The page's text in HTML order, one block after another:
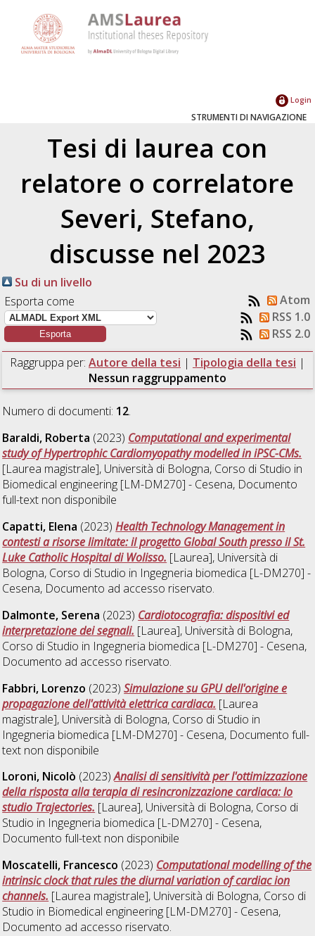
Login
STRUMENTI DI NAVIGAZIONE
Tesi di laurea con
relatore o correlatore
Severi, Stefano,
discusse nel 2023
Su di un livello
Esporta come
Atom
RSS 1.0
RSS 2.0
Raggruppa per: Autore della tesi | Tipologia della tesi |
Nessun raggruppamento
Numero di documenti: 12.
Baraldi, Roberta (2023) Computational and experimental
study of Hypertrophic Cardiomyopathy modelled in iPSC-CMs.
[Laurea magistrale], Università di Bologna, Corso di Studio in
Biomedical engineering [LM-DM270] - Cesena, Documento
full-text non disponibile
Capatti, Elena (2023)Health Technology Management in
contesti a risorse limitate: il progetto Global South presso il St.
Luke Catholic Hospital di Wolisso. [Laurea], Università di
Bologna, Corso di Studio in Ingegneria biomedica [L-DM270] -
Cesena, Documento ad accesso riservato.
Dalmonte, Serena (2023) Cardiotocografia: dispositivi ed
interpretazione dei segnali. [Laurea], Università di Bologna,
Corso di Studio in Ingegneria biomedica [L-DM270] - Cesena,
Documento ad accesso riservato.
Fabbri, Lorenzo (2023)Simulazione su GPU dell'origine e
propagazione dell'attività elettrica cardiaca. [Laurea
magistrale], Università di Bologna, Corso di Studio in
Ingegneria biomedica [LM-DM270] - Cesena, Documento full-
text non disponibile
Loroni, Nicolò (2023)Analisi di sensitività per l'ottimizzazione
della risposta alla terapia di resincronizzazione cardiaca: lo
studio Trajectories. [Laurea], Università di Bologna, Corso di
Studio in Ingegneria biomedica [L-DM270] - Cesena,
Documento full-text non disponibile
Moscatelli, Francesco (2023) Computational modelling of the
intrinsic clock that rules the diurnal variation of cardiac ion
channels. [Laurea magistrale], Università di Bologna, Corso di
Studio in Biomedical engineering [LM-DM270] - Cesena,
Documento ad accesso riservato.